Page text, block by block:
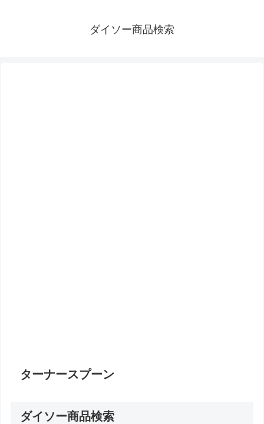
ダイソー商品検索
ターナースプーン
ダイソー商品検索